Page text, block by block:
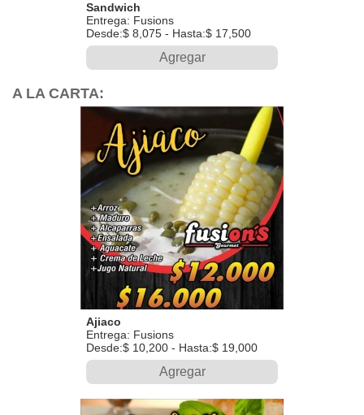
Sandwich
Entrega: Fusions
Desde:$ 8,075 - Hasta:$ 17,500
Agregar
A LA CARTA:
Ajiaco
Entrega: Fusions
Desde:$ 10,200 - Hasta:$ 19,000
Agregar